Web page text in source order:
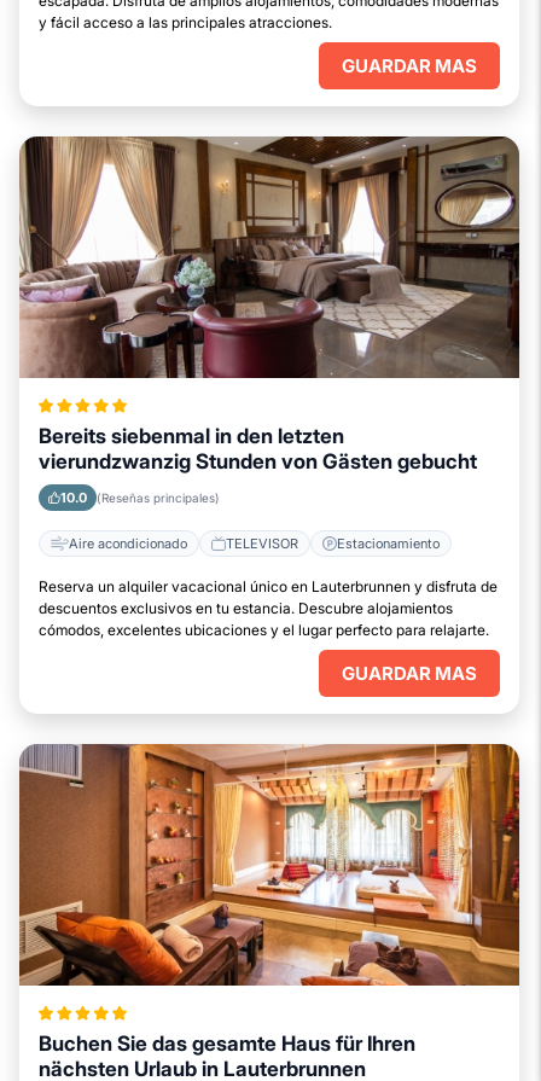
y fácil acceso a las principales atracciones.
GUARDAR MAS
Bereits siebenmal in den letzten
vierundzwanzig Stunden von Gästen gebucht
10.0 (Reseñas principales)
Aire acondicionado TELEVISOR Estacionamiento
Reserva un alquiler vacacional único en Lauterbrunnen y disfruta de
descuentos exclusivos en tu estancia. Descubre alojamientos
cómodos, excelentes ubicaciones y el lugar perfecto para relajarte.
GUARDAR MAS
Buchen Sie das gesamte Haus für Ihren
nächsten Urlaub in Lauterbrunnen